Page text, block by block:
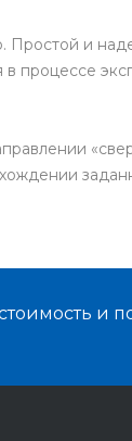
Простой и
процессе
и